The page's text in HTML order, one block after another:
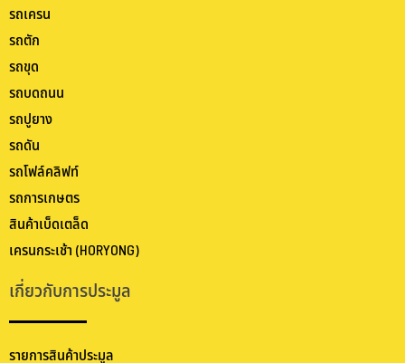
รถเครน
รถตัก
รถขุด
รถบดถนน
รถปูยาง
รถดัน
รถโฟล์คลิฟท์
รถการเกษตร
สินค้าเบ็ดเตล็ด
เครนกระเช้า (HORYONG)
เกี่ยวกับการประมูล
รายการสินค้าประมูล